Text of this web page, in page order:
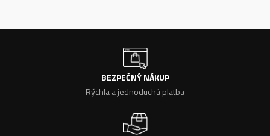
BEZPEČNÝ NÁKUP
Rýchla a jednoduchá platba